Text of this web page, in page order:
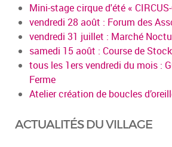
Mini-stage cirque d'été «
vendredi 28 août : Forum des
vendredi 31 juillet : Marché
samedi 15 août : Course de
tous les 1ers vendredi du mois :
Ferme
Atelier création de boucles
ACTUALITÉS DU VILLAGE